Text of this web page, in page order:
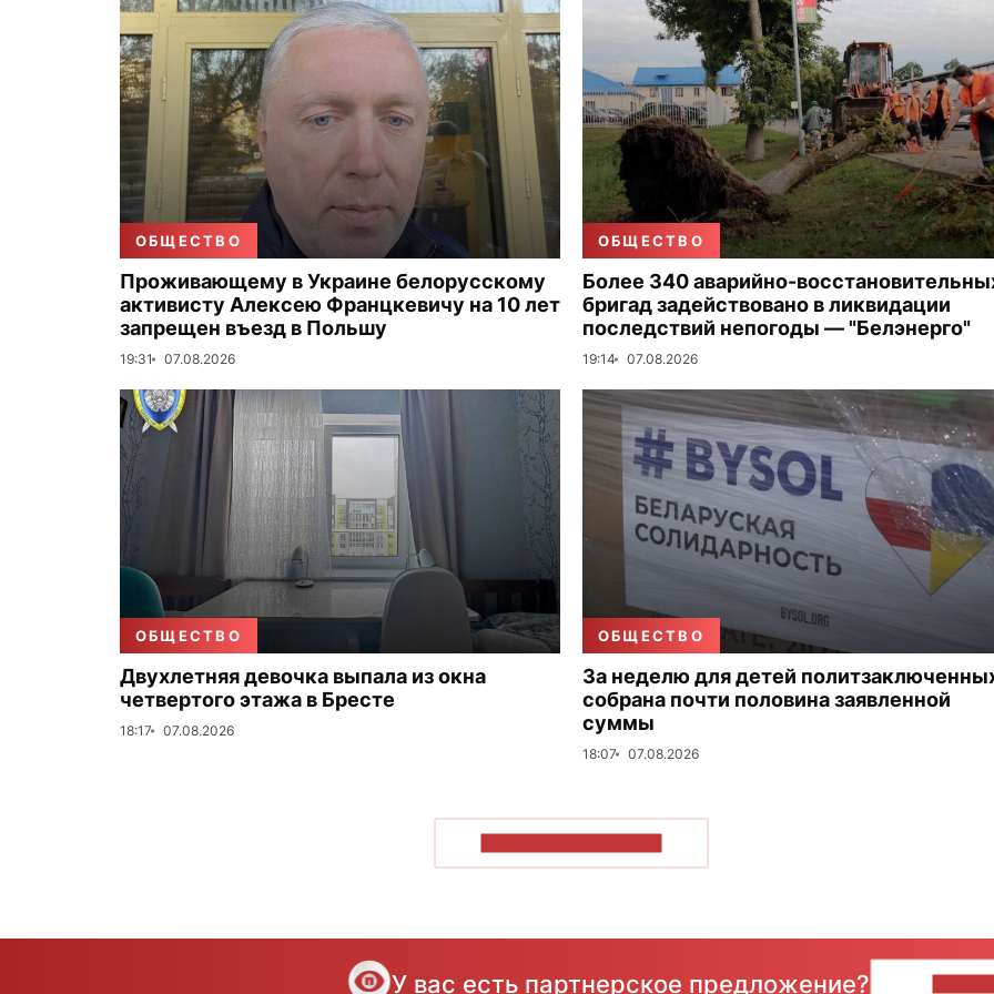
ОБЩЕСТВО
Проживающему в Украине белорусскому
активисту Алексею Францкевичу на 10 лет
запрещен въезд в Польшу
19:31 07.08.2026
ОБЩЕСТВО
Более 340 аварийно-
бригад задействовано в ликвидации
последствий непогоды — "Белэнерго"
19:14 07.08.2026
ОБЩЕСТВО
Двухлетняя девочка выпала из окна
четвертого этажа в Бресте
18:17 07.08.2026
ОБЩЕСТВО
За неделю для детей
собрана почти половина заявленной
суммы
18:07 07.08.2026
У вас есть партнерское предложение?